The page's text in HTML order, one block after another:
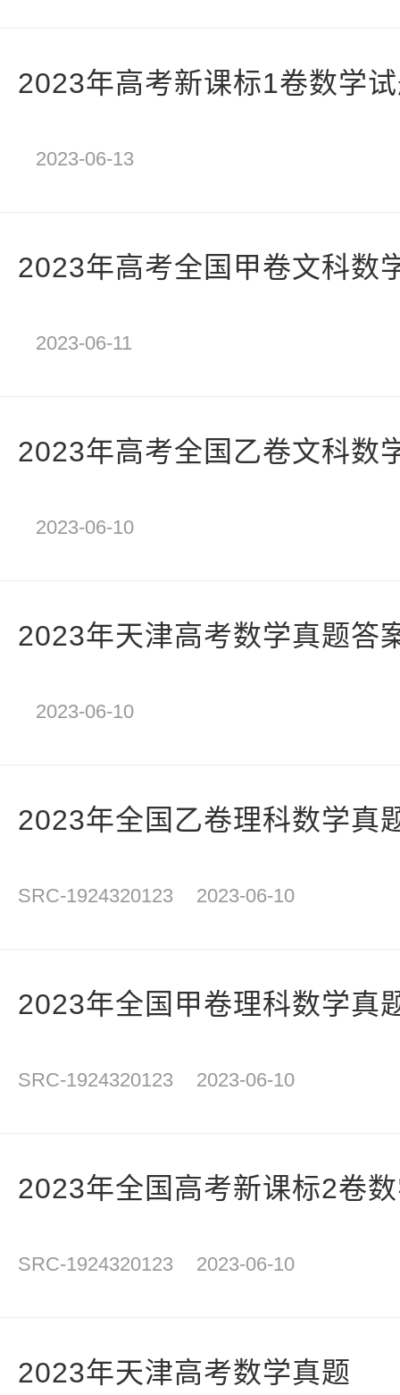
2023年高考新课标1卷数学
2023-06-13
2023年高考全国甲卷文科数
2023-06-11
2023年高考全国乙卷文科数
2023-06-10
2023年天津高考数学真题答
2023-06-10
2023年全国乙卷理科数学真
SRC-1924320123 2023-06-10
2023年全国甲卷理科数学真
SRC-1924320123 2023-06-10
2023年全国高考新课标2卷
SRC-1924320123 2023-06-10
2023年天津高考数学真题